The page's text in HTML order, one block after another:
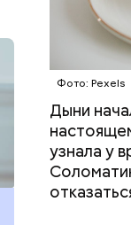
Фото: Pexels
Дыни
узнала у